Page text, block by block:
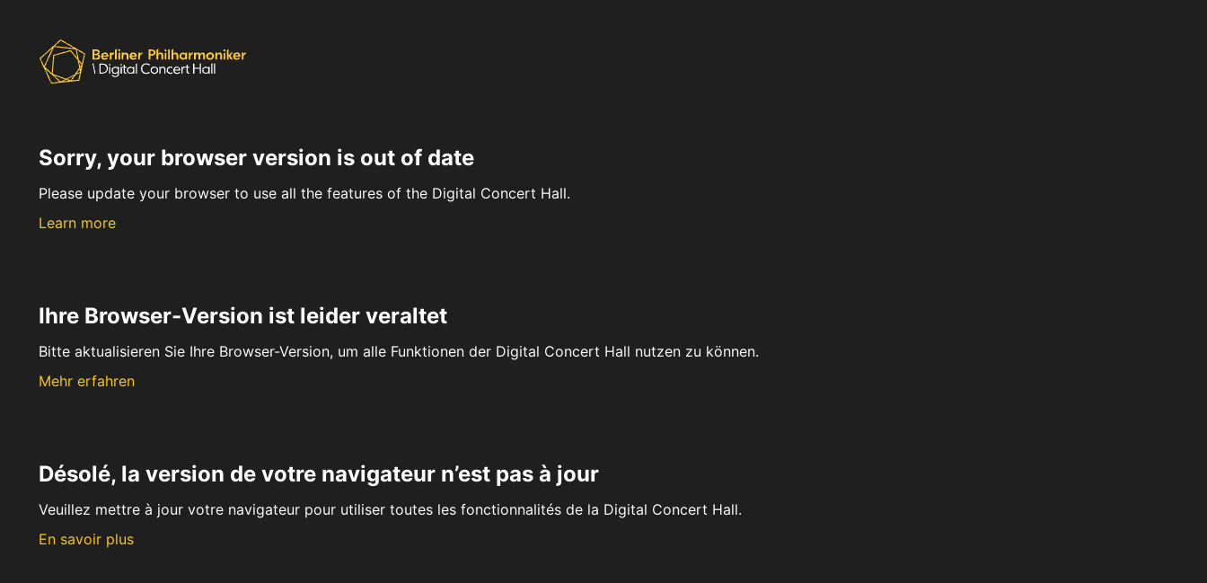
Sorry, your browser version is out of date
Please update your browser to use all the features of the Digital Concert Hall.
Learn more
Ihre Browser-Version ist leider veraltet
Bitte aktualisieren Sie Ihre Browser-Version, um alle Funktionen der Digital Concert Hall nutzen zu können.
Mehr erfahren
Désolé, la version de votre navigateur n’est pas à jour
Veuillez mettre à jour votre navigateur pour utiliser toutes les fonctionnalités de la Digital Concert Hall.
En savoir plus